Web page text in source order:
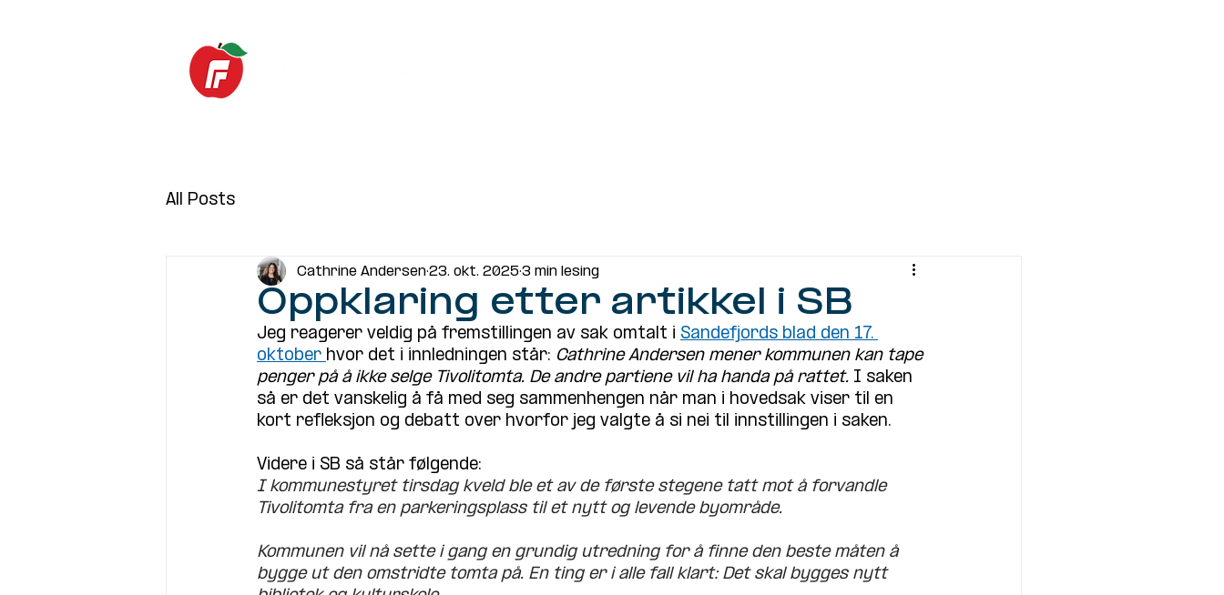
All Posts
Oppklaring etter artikkel i SB
Cathrine Andersen23. okt. 20253 min lesing
Jeg reagerer veldig på fremstillingen av sak omtalt i Sandefjords blad den 17.
oktober hvor det i innledningen står: Cathrine Andersen mener kommunen kan tape
penger på å ikke selge Tivolitomta. De andre partiene vil ha handa på rattet. I saken
så er det vanskelig å få med seg sammenhengen når man i hovedsak viser til en
kort refleksjon og debatt over hvorfor jeg valgte å si nei til innstillingen i saken.
Videre i SB så står følgende:
I kommunestyret tirsdag kveld ble et av de første stegene tatt mot å forvandle
Tivolitomta fra en parkeringsplass til et nytt og levende byområde.
Kommunen vil nå sette i gang en grundig utredning for å finne den beste måten å
bygge ut den omstridte tomta på. En ting er i alle fall klart: Det skal bygges nytt